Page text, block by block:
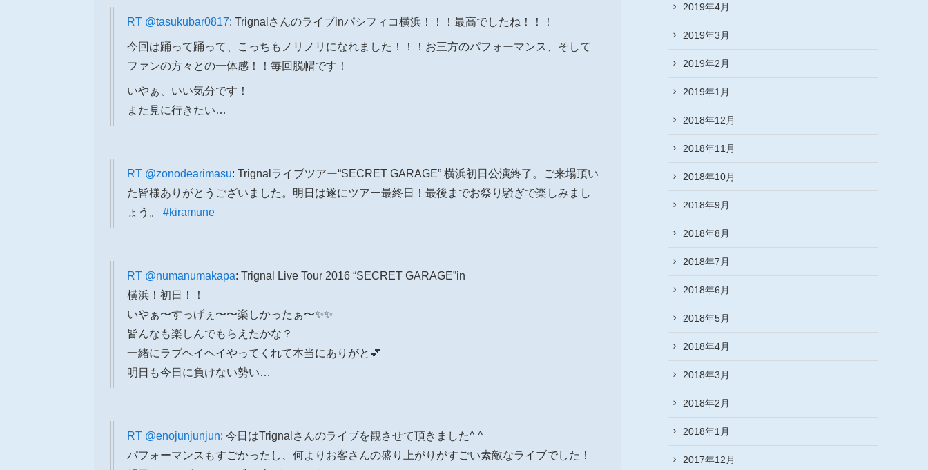
RT @tasukubar0817: Trignalさんのライブinパシフィコ横浜！！！最高でしたね！！！
今回は踊って踊って、こっちもノリノリになれました！！！お三方のパフォーマンス、そして
ファンの方々との一体感！！毎回脱帽です！
いやぁ、いい気分です！
また見に行きたい…
RT @zonodearimasu: Trignalライブツアー“SECRET GARAGE” 横浜初日公演終了。ご来場頂い
た皆様ありがとうございました。明日は遂にツアー最終日！最後までお祭り騒ぎで楽しみまし
ょう。 #kiramune
RT @numanumakapa: Trignal Live Tour 2016 “SECRET GARAGE”in
横浜！初日！！
いやぁ〜すっげぇ〜〜楽しかったぁ〜✨✨
皆んなも楽しんでもらえたかな？
一緒にラブヘイヘイやってくれて本当にありがと💕
明日も今日に負けない勢い…
RT @enojunjunjun: 今日はTrignalさんのライブを観させて頂きました^ ^
パフォーマンスもすごかったし、何よりお客さんの盛り上がりがすごい素敵なライブでした！
2019年4月
2019年3月
2019年2月
2019年1月
2018年12月
2018年11月
2018年10月
2018年9月
2018年8月
2018年7月
2018年6月
2018年5月
2018年4月
2018年3月
2018年2月
2018年1月
2017年12月